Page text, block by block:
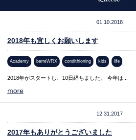
01.10.2018
2018年も宜しくお願いします
Academy barreWRX condithioning kids life
2018年がスタートし、10日経ちました。 今年は...
more
12.31.2017
2017年もありがとうございました